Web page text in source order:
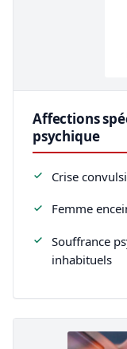
Affections
psychique
Crise
Femme
Souffrance
inhabituels